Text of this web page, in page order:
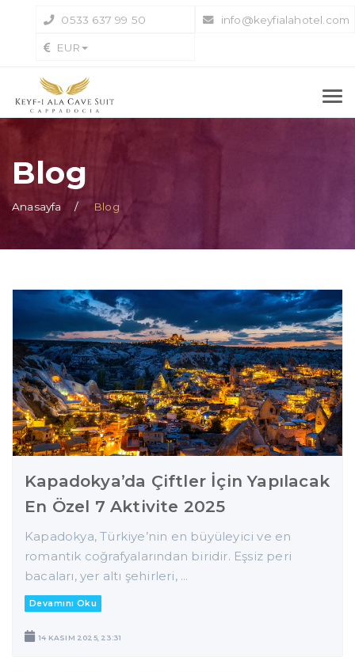
0533 637 99 50 info@keyfialahotel.com
EUR
Blog
Anasayfa Blog
Kapadokya’da Çiftler İçin Yapılacak
En Özel 7 Aktivite 2025
Kapadokya, Türkiye’nin en büyüleyici ve en
romantik coğrafyalarından biridir. Eşsiz peri
bacaları, yer altı şehirleri, ...
Devamını Oku
14 KASIM 2025, 23:31